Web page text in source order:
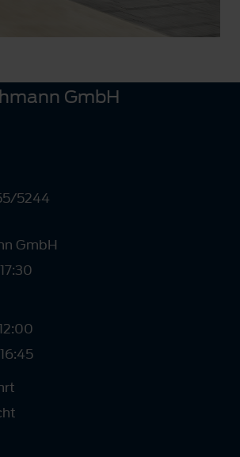
GmbH
5244
GmbH
17:30
16:45